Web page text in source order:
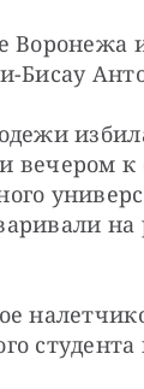
Воронежа
Бисау
вечером к
на